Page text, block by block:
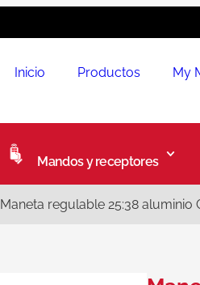
Inicio Productos My
Mandos y receptores
Maneta regulable 25:38 aluminio